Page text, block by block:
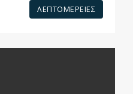
ΛΕΠΤΟΜΕΡΕΙΕΣ